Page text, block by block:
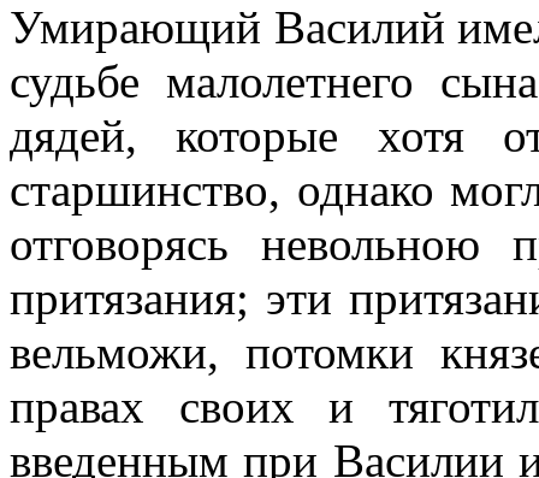
Умирающий Василий
судьбе малолетнего
дядей, которые хотя
старшинство, однако
отговорясь невольною
притязания; эти
вельможи, потомки
правах своих и
введенным при Василии